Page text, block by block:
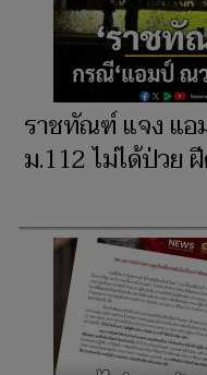
ราชทัณฑ์ แจง แ
ม.112 ไม่ได้ป่วย